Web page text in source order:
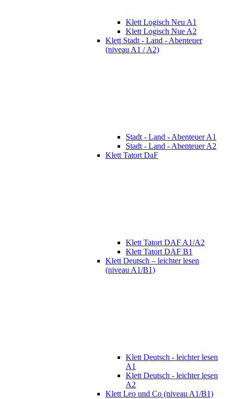
Klett Logisch Neu A1
Klett Logisch Nue A2
Klett Stadt - Land - Abenteuer
(niveau A1 / A2)
Stadt - Land - Abenteuer A1
Stadt - Land - Abenteuer A2
Klett Tatort DaF
Klett Tatort DAF A1/A2
Klett Tatort DAF B1
Klett Deutsch – leichter lesen
(niveau A1/B1)
Klett Deutsch - leichter lesen
A1
Klett Deutsch - leichter lesen
A2
Klett Leo und Co (niveau A1/B1)